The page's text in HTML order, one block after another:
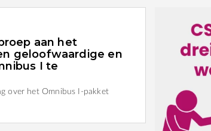
aan het
geloofwaardige en
I te
over het Omnibus I-pakket